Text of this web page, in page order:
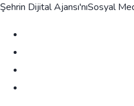
Şehrin Dijital Ajansı'nıSosyal